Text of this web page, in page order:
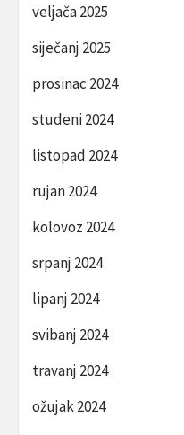
veljača 2025
siječanj 2025
prosinac 2024
studeni 2024
listopad 2024
rujan 2024
kolovoz 2024
srpanj 2024
lipanj 2024
svibanj 2024
travanj 2024
ožujak 2024